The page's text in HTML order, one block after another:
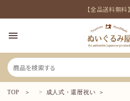
【全品送料無料】
menu
TOP 成人式・還暦祝い